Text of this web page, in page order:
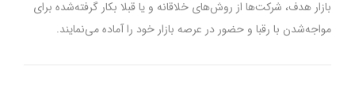
بازار هدف، شرکت‌ها از روش‌های خلاقانه و یا قبلا بکار گرفته‌شده برای
مواجه‌شدن با رقبا و حضور در عرصه بازار خود را آماده می‌نمایند.